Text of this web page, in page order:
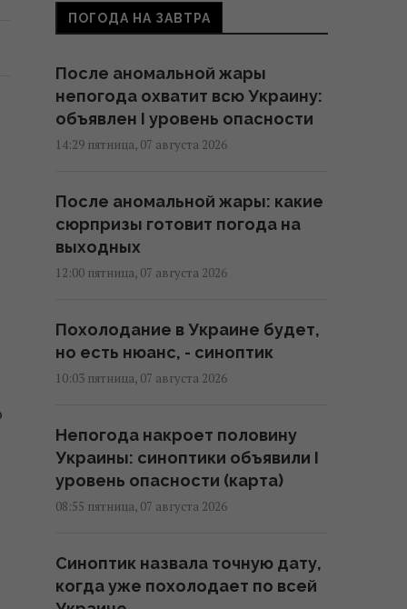
ПОГОДА НА ЗАВТРА
После аномальной жары
непогода охватит всю Украину:
объявлен I уровень опасности
14:29 пятница, 07 августа 2026
После аномальной жары: какие
сюрпризы готовит погода на
выходных
12:00 пятница, 07 августа 2026
Похолодание в Украине будет,
но есть нюанс, - синоптик
10:03 пятница, 07 августа 2026
Непогода накроет половину
Украины: синоптики объявили I
уровень опасности (карта)
08:55 пятница, 07 августа 2026
Синоптик назвала точную дату,
когда уже похолодает по всей